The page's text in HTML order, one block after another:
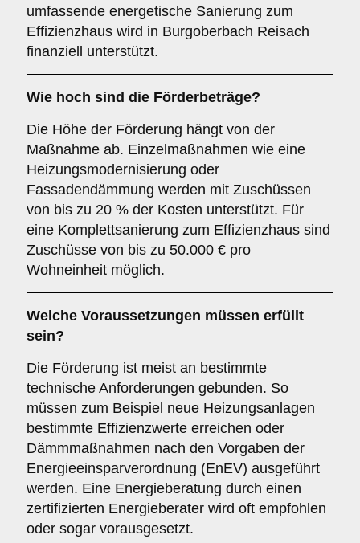
umfassende energetische Sanierung zum
Effizienzhaus wird in Burgoberbach Reisach
finanziell unterstützt.
Wie hoch sind die Förderbeträge?
Die Höhe der Förderung hängt von der
Maßnahme ab. Einzelmaßnahmen wie eine
Heizungsmodernisierung oder
Fassadendämmung werden mit Zuschüssen
von bis zu 20 % der Kosten unterstützt. Für
eine Komplettsanierung zum Effizienzhaus sind
Zuschüsse von bis zu 50.000 € pro
Wohneinheit möglich.
Welche Voraussetzungen müssen erfüllt
sein?
Die Förderung ist meist an bestimmte
technische Anforderungen gebunden. So
müssen zum Beispiel neue Heizungsanlagen
bestimmte Effizienzwerte erreichen oder
Dämmmaßnahmen nach den Vorgaben der
Energieeinsparverordnung (EnEV) ausgeführt
werden. Eine Energieberatung durch einen
zertifizierten Energieberater wird oft empfohlen
oder sogar vorausgesetzt.